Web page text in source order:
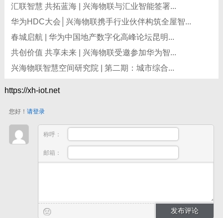
汇联智慧 共拓蓝海 | 兴海物联与汇业智能签署...
华为HDC大会│兴海物联携手行业伙伴构筑全屋智...
春城启航 | 华为中国地产数字化高峰论坛昆明...
共创价值 共享未来 | 兴海物联受邀参加华为智...
兴海物联智慧空间研究院 | 第二期：城市综合...
https://xh-iot.net
您好！ 请登录
称呼：
邮箱：